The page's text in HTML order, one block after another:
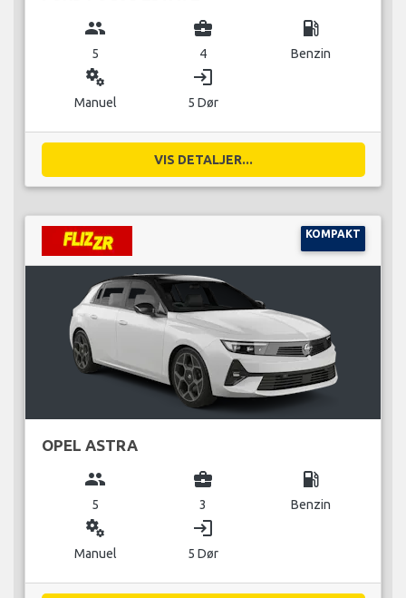
group
5
business_center
4
local_gas_station
Benzin
miscellaneous_services
Manuel
login
5 Dør
VIS DETALJER...
KOMPAKT
OPEL ASTRA
group
5
business_center
3
local_gas_station
Benzin
miscellaneous_services
Manuel
login
5 Dør